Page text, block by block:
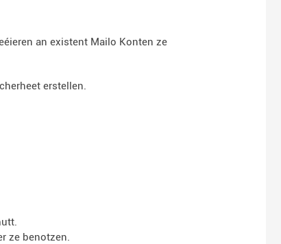
an existent Mailo Konten ze
erstellen.
ze benotzen.